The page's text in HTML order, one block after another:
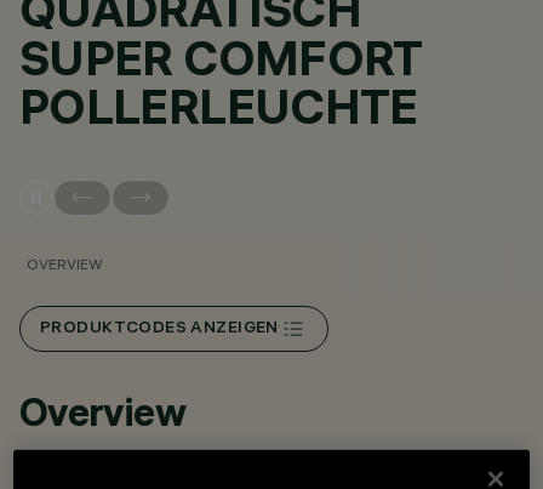
SUPER COMFORT
POLLERLEUCHTE
OVERVIEW
PRODUKTCODES ANZEIGEN
Overview